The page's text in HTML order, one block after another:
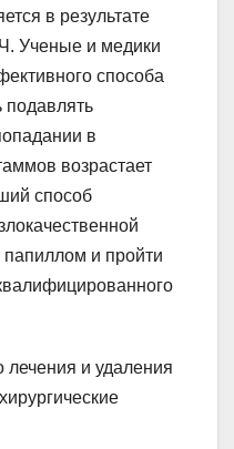
в результате
Ученые и медики
способа
подавлять
в
возрастает
способ
папиллом и пройти